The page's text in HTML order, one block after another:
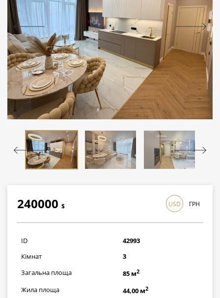
240000 $
6960000грн
USD ГРН
ID
42993
Кімнат
3
Загальна площа
85 м2
Жила площа 44,00 м2